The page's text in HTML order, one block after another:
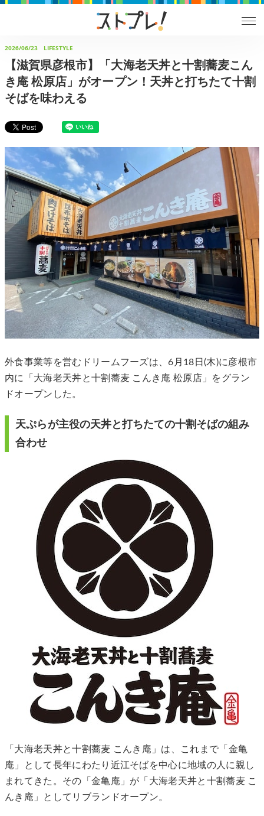
2026/06/23 LIFESTYLE
【滋賀県彦根市】「大海老天丼と十割蕎麦こん
き庵 松原店」がオープン！天丼と打ちたて十割
そばを味わえる
外食事業等を営むドリームフーズは、6月18日(木)に彦根市
内に「大海老天丼と十割蕎麦 こんき庵 松原店」をグラン
ドオープンした。
天ぷらが主役の天丼と打ちたての十割そばの組み
合わせ
「大海老天丼と十割蕎麦 こんき庵」は、これまで「金亀
庵」として長年にわたり近江そばを中心に地域の人に親し
まれてきた。その「金亀庵」が「大海老天丼と十割蕎麦 こ
んき庵」としてリブランドオープン。